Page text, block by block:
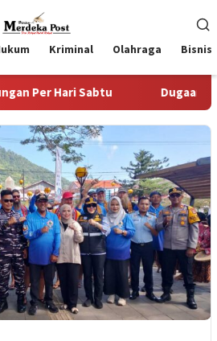
Kriminal Olahraga Bisnis
Sabtu Dugaan Pungli SKAB di